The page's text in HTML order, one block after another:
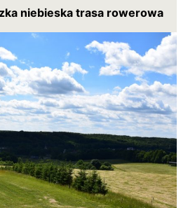
niebieska trasa rowerowa